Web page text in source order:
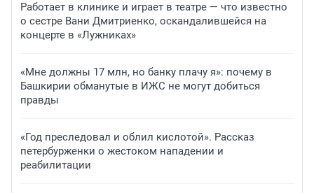
Работает в клинике и играет в театре — что известно
о сестре Вани Дмитриенко, оскандалившейся на
концерте в «Лужниках»
«Мне должны 17 млн, но банку плачу я»: почему в
Башкирии обманутые в ИЖС не могут добиться
правды
«Год преследовал и облил кислотой». Рассказ
петербурженки о жестоком нападении и
реабилитации